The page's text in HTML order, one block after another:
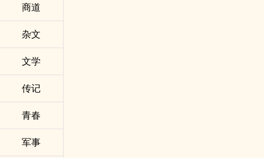
商道
杂文
文学
传记
青春
军事